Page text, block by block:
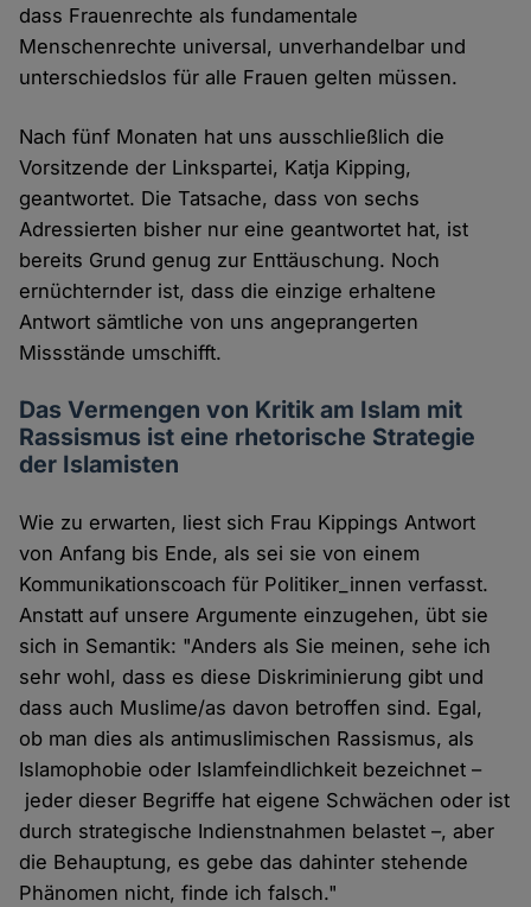
dass Frauenrechte als fundamentale
Menschenrechte universal, unverhandelbar und
unterschiedslos für alle Frauen gelten müssen.
Nach fünf Monaten hat uns ausschließlich die
Vorsitzende der Linkspartei, Katja Kipping,
geantwortet. Die Tatsache, dass von sechs
Adressierten bisher nur eine geantwortet hat, ist
bereits Grund genug zur Enttäuschung. Noch
ernüchternder ist, dass die einzige erhaltene
Antwort sämtliche von uns angeprangerten
Missstände umschifft.
Das Vermengen von Kritik am Islam mit
Rassismus ist eine rhetorische Strategie
der Islamisten
Wie zu erwarten, liest sich Frau Kippings Antwort
von Anfang bis Ende, als sei sie von einem
Kommunikationscoach für Politiker_innen verfasst.
Anstatt auf unsere Argumente einzugehen, übt sie
sich in Semantik: "Anders als Sie meinen, sehe ich
sehr wohl, dass es diese Diskriminierung gibt und
dass auch Muslime/as davon betroffen sind. Egal,
ob man dies als antimuslimischen Rassismus, als
Islamophobie oder Islamfeindlichkeit bezeichnet –
jeder dieser Begriffe hat eigene Schwächen oder ist
durch strategische Indienstnahmen belastet –, aber
die Behauptung, es gebe das dahinter stehende
Phänomen nicht, finde ich falsch."